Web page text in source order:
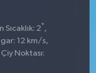
2° ,
12 km/s,
Noktası: